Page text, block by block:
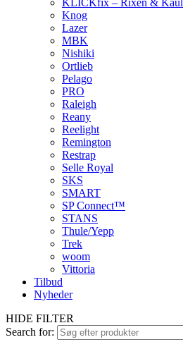
KLICKfix – Rixen & Kaul
Knog
Lazer
MBK
Nishiki
Ortlieb
Pelago
PRO
Raleigh
Reany
Reelight
Remington
Restrap
Selle Royal
SKS
SMART
SP Connect™
STANS
Thule/Yepp
Trek
woom
Vittoria
Tilbud
Nyheder
HIDE FILTER
Search for: